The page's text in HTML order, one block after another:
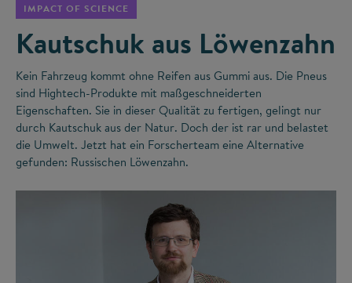
IMPACT OF SCIENCE
Kautschuk aus Löwenzahn
Kein Fahrzeug kommt ohne Reifen aus Gummi aus. Die Pneus
sind Hightech-Produkte mit maßgeschneiderten
Eigenschaften. Sie in dieser Qualität zu fertigen, gelingt nur
durch Kautschuk aus der Natur. Doch der ist rar und belastet
die Umwelt. Jetzt hat ein Forscherteam eine Alternative
gefunden: Russischen Löwenzahn.